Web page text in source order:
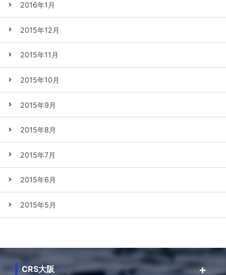
2016年1月
2015年12月
2015年11月
2015年10月
2015年9月
2015年8月
2015年7月
2015年6月
2015年5月
CRS大阪